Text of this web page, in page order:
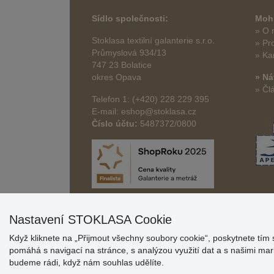
Sídlo společnosti:
Stoklasa textilní galanterie s.r.o.
Průmyslová 934/13
747 23 Bolatice
okres Opava
Telefon 1: (+420) 228 229 395
E-mail: eshop@stoklasa.cz
Číslo účtu: 5487372/0800
» O
»
»
»
»
Nastavení STOKLASA Cookie
Když kliknete na „Přijmout všechny soubory cookie“, poskytnete
pomáhá s navigací na stránce, s analýzou využití dat a s našimi
budeme rádi, když nám souhlas udělíte.